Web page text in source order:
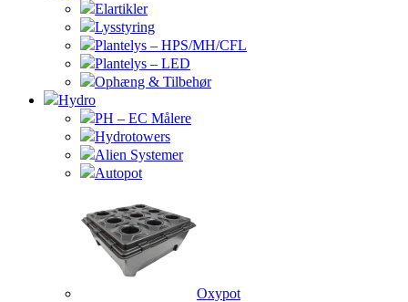
Elartikler
Lysstyring
Plantelys – HPS/MH/CFL
Plantelys – LED
Ophæng & Tilbehør
Hydro
PH – EC Målere
Hydrotowers
Alien Systemer
Autopot
Oxypot